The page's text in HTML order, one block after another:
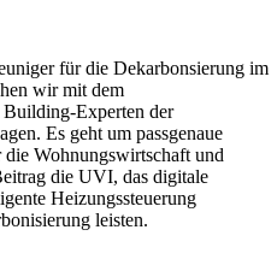
für die Dekarbonsierung im
wir mit dem
Building-Experten der
Es geht um passgenaue
Wohnungswirtschaft und
die UVI, das digitale
Heizungssteuerung
leisten.